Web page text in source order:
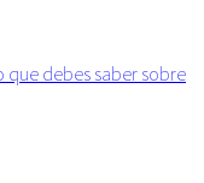
que debes saber sobre